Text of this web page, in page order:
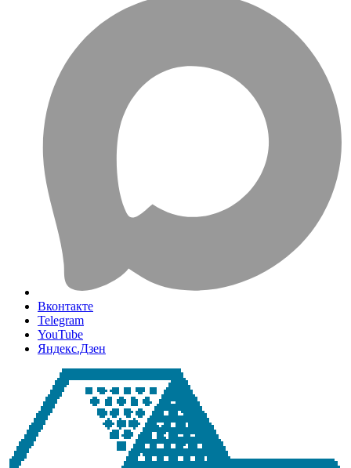
Вконтакте
Telegram
YouTube
Яндекс.Дзен